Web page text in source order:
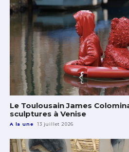
Le Toulousain James
sculptures à Venise
A la une 13 juillet 2026